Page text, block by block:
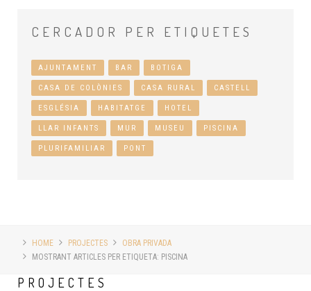
CERCADOR PER ETIQUETES
AJUNTAMENT BAR BOTIGA
CASA DE COLÒNIES CASA RURAL CASTELL
ESGLÉSIA HABITATGE HOTEL
LLAR INFANTS MUR MUSEU PISCINA
PLURIFAMILIAR PONT
HOME PROJECTES
OBRA PRIVADA
MOSTRANT ARTICLES PER ETIQUETA: PISCINA
PROJECTES